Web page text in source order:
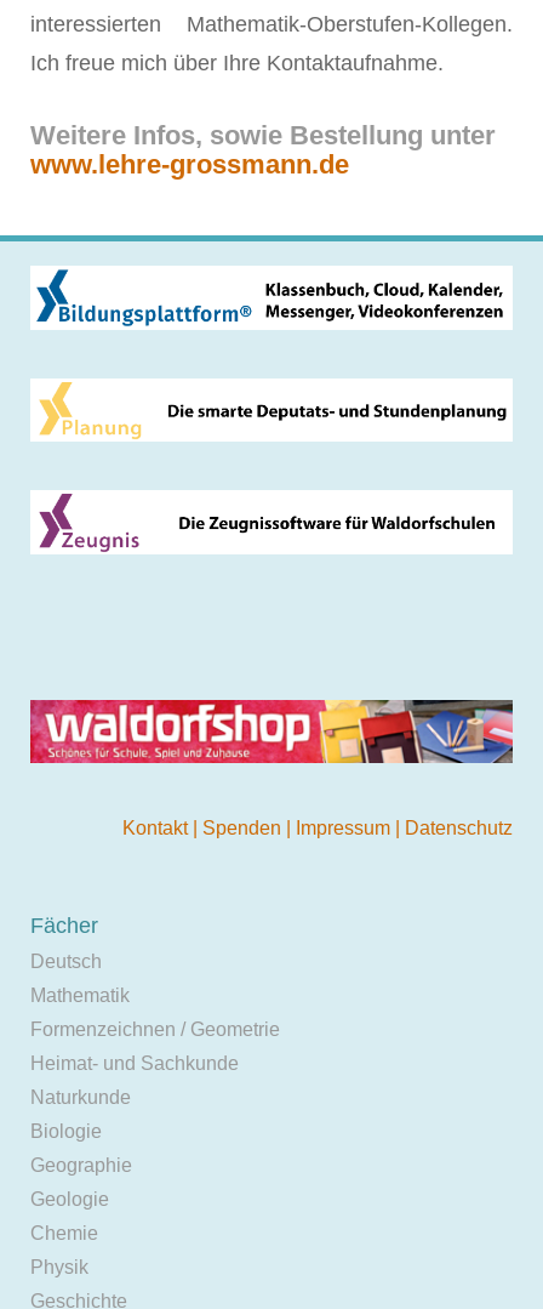
interessierten Mathematik-Oberstufen-Kollegen.
Ich freue mich über Ihre Kontaktaufnahme.
Weitere Infos, sowie Bestellung unter
www.lehre-grossmann.de
Kontakt Spenden Impressum Datenschutz
Fächer
Deutsch
Mathematik
Formenzeichnen / Geometrie
Heimat- und Sachkunde
Naturkunde
Biologie
Geographie
Geologie
Chemie
Physik
Geschichte